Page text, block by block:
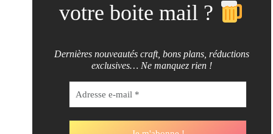
votre boite mail ?
Dernières nouveautés craft, bons plans, réductions
exclusives… Ne manquez rien !